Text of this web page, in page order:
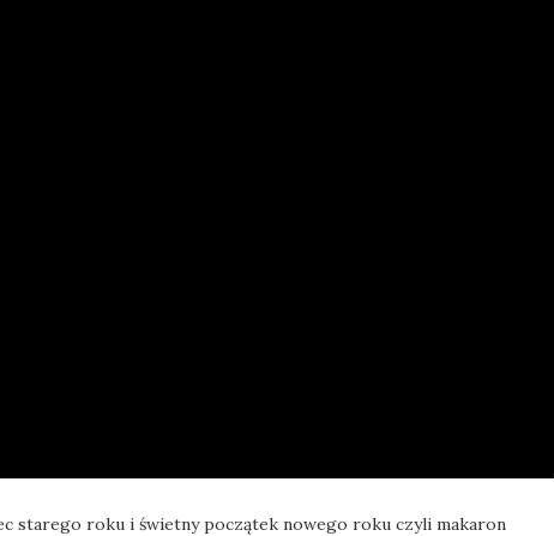
starego roku i świetny początek nowego roku czyli makaron